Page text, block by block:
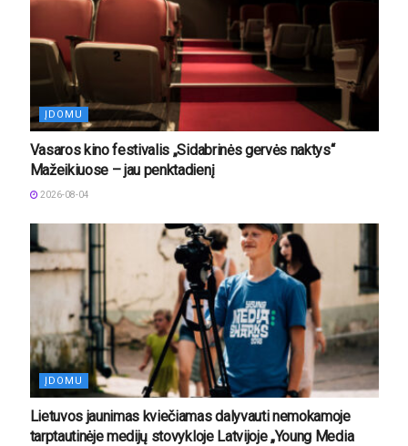
ĮDOMU
Vasaros kino festivalis „Sidabrinės gervės naktys“
Mažeikiuose – jau penktadienį
2026-08-04
ĮDOMU
Lietuvos jaunimas kviečiamas dalyvauti nemokamoje
tarptautinėje medijų stovykloje Latvijoje „Young Media